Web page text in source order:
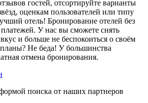
гостей, отсортируйте варианты
оценкам пользователей или типу
отель! Бронирование отелей без
У нас вы сможете снять
и больше не беспокоиться о своём
Не беда! У большинства
отмена бронирования.
поиска от наших партнеров